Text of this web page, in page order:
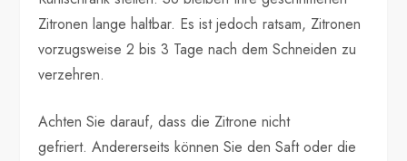
Zitronen lange haltbar. Es ist jedoch ratsam, Zitronen
vorzugsweise 2 bis 3 Tage nach dem Schneiden zu
verzehren.
Achten Sie darauf, dass die Zitrone nicht
gefriert. Andererseits können Sie den Saft oder die